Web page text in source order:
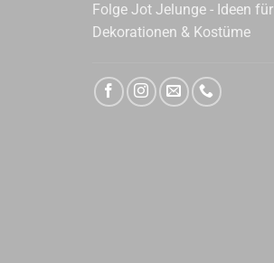
Folge Jot Jelunge - Ideen für
Dekorationen & Kostüme